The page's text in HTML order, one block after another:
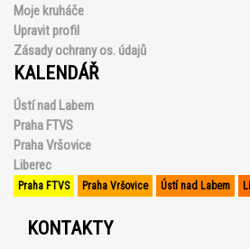
Moje kruháče
Upravit profil
Zásady ochrany os. údajů
KALENDÁŘ
Ústí nad Labem
Praha FTVS
Praha Vršovice
Liberec
Praha FTVS Praha Vršovice Ústí nad Labem
KONTAKTY